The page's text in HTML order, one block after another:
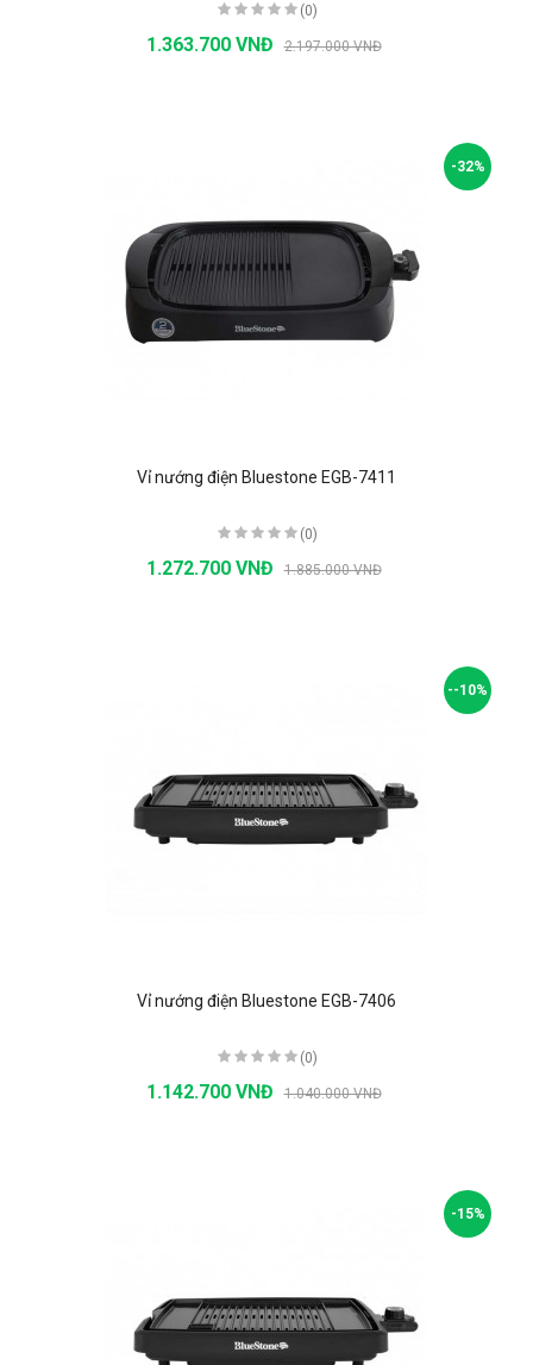
(0)
1.363.700 VNĐ 2.197.000 VNĐ
-32%
Vỉ nướng điện Bluestone EGB-7411
(0)
1.272.700 VNĐ 1.885.000 VNĐ
--10%
Vỉ nướng điện Bluestone EGB-7406
(0)
1.142.700 VNĐ 1.040.000 VNĐ
-15%